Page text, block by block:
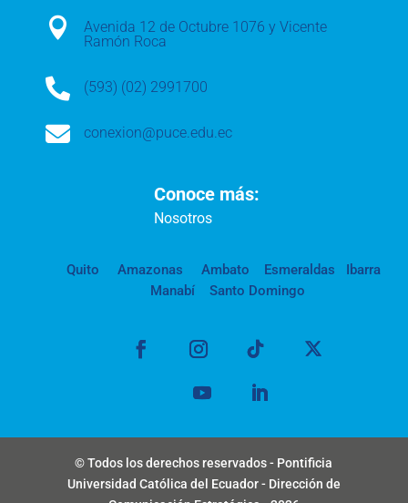

Avenida 12 de Octubre 1076 y Vicente
Ramón Roca
 (593) (02) 2991700
 conexion@puce.edu.ec
Conoce más:
Nosotros
Quito Amazonas Ambato Esmeraldas
Ibarra
Manabí
Santo Domingo
© Todos los derechos reservados - Pontificia
Universidad Católica del Ecuador - Dirección de